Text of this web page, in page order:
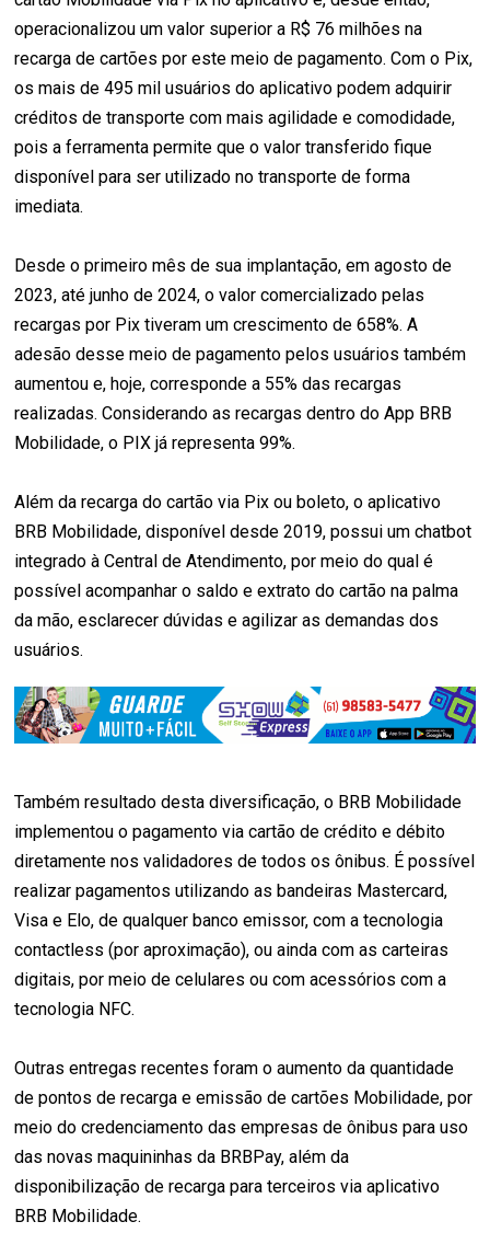
operacionalizou um valor superior a R$ 76 milhões na
recarga de cartões por este meio de pagamento. Com o Pix,
os mais de 495 mil usuários do aplicativo podem adquirir
créditos de transporte com mais agilidade e comodidade,
pois a ferramenta permite que o valor transferido fique
disponível para ser utilizado no transporte de forma
imediata.
Desde o primeiro mês de sua implantação, em agosto de
2023, até junho de 2024, o valor comercializado pelas
recargas por Pix tiveram um crescimento de 658%. A
adesão desse meio de pagamento pelos usuários também
aumentou e, hoje, corresponde a 55% das recargas
realizadas. Considerando as recargas dentro do App BRB
Mobilidade, o PIX já representa 99%.
Além da recarga do cartão via Pix ou boleto, o aplicativo
BRB Mobilidade, disponível desde 2019, possui um chatbot
integrado à Central de Atendimento, por meio do qual é
possível acompanhar o saldo e extrato do cartão na palma
da mão, esclarecer dúvidas e agilizar as demandas dos
usuários.
Também resultado desta diversificação, o BRB Mobilidade
implementou o pagamento via cartão de crédito e débito
diretamente nos validadores de todos os ônibus. É possível
realizar pagamentos utilizando as bandeiras Mastercard,
Visa e Elo, de qualquer banco emissor, com a tecnologia
contactless (por aproximação), ou ainda com as carteiras
digitais, por meio de celulares ou com acessórios com a
tecnologia NFC.
Outras entregas recentes foram o aumento da quantidade
de pontos de recarga e emissão de cartões Mobilidade, por
meio do credenciamento das empresas de ônibus para uso
das novas maquininhas da BRBPay, além da
disponibilização de recarga para terceiros via aplicativo
BRB Mobilidade.